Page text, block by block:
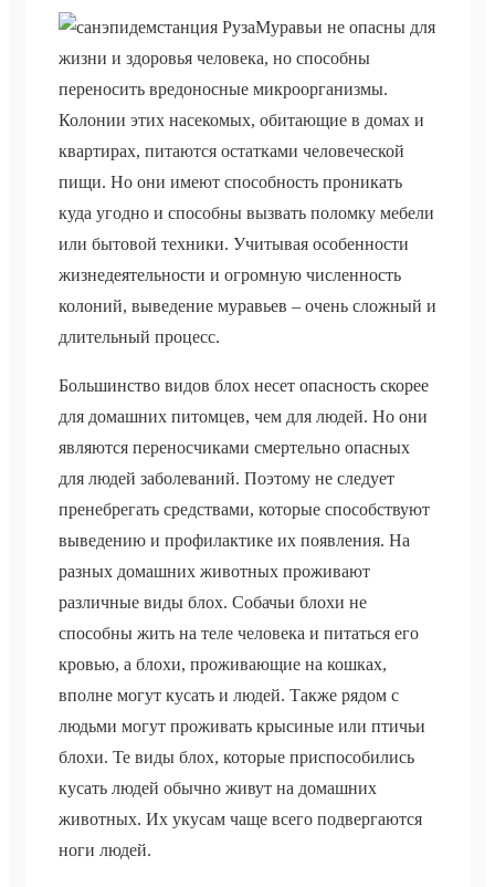
Муравьи не опасны для
жизни и здоровья человека, но способны
переносить вредоносные микроорганизмы.
Колонии этих насекомых, обитающие в домах и
квартирах, питаются остатками человеческой
пищи. Но они имеют способность проникать
куда угодно и способны вызвать поломку мебели
или бытовой техники. Учитывая особенности
жизнедеятельности и огромную численность
колоний, выведение муравьев – очень сложный и
длительный процесс.
Большинство видов блох несет опасность скорее
для домашних питомцев, чем для людей. Но они
являются переносчиками смертельно опасных
для людей заболеваний. Поэтому не следует
пренебрегать средствами, которые способствуют
выведению и профилактике их появления. На
разных домашних животных проживают
различные виды блох. Собачьи блохи не
способны жить на теле человека и питаться его
кровью, а блохи, проживающие на кошках,
вполне могут кусать и людей. Также рядом с
людьми могут проживать крысиные или птичьи
блохи. Те виды блох, которые приспособились
кусать людей обычно живут на домашних
животных. Их укусам чаще всего подвергаются
ноги людей.